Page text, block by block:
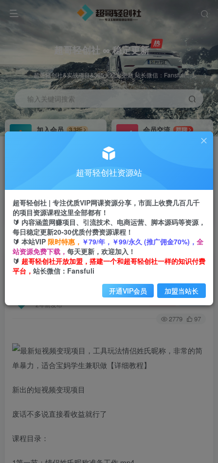
超哥轻创社 ∞ 稳定更新
超哥轻创社&实战项目&365天稳定更新 站长微信：Fansfuli
输入关键词搜索
加入会员
3.3折
会员交流
群聊
推广返佣高达70%
首页 创业课程 会员免费 正文
最新短视频变现项目，工具玩法情侣姓氏昵称，非
常的简单暴力，适合宝妈学生兼职做【详细教程】
2年前发布
关注 私信
2779 97
新出的短视频变现项目
废话不多说直接看收益就行了
课程目录：
超哥轻创社资源站
超哥轻创社 | 专注优质VIP网课资源分享，市面上收费几百几千
的项目资源课程这里全部都有！
🔰 内容涵盖网赚项目、引流技术、电商运营、脚本源码等资源，
每日稳定更新20-30优质付费资源课程！
🔰 本站VIP 限时特惠， ￥79/年，￥99/永久 (推广佣金70%)， 全
站资源免费下载， 每天更新，欢迎加入！
🔰 超哥轻创社开放加盟，搭建一个和超哥轻创社一样的知识付费
平台， 站长微信：Fansfuli
开通VIP会员 加盟当站长